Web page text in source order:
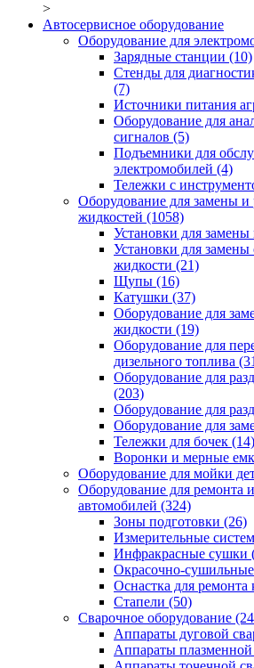
>
Автосервисное оборудование
Оборудование для
Зарядные станции (10)
Стенды для
(7)
Источники питания
Оборудование для
сигналов (5)
Подъемники для
электромобилей (4)
Тележки с
Оборудование для замены и
жидкостей (1058)
Установки для
Установки для
жидкости (21)
Щупы (16)
Катушки (37)
Оборудование для
жидкости (19)
Оборудование для
дизельного топлива
Оборудование для
(203)
Оборудование для
Оборудование для
Тележки для бочек (14)
Воронки и мерные
Оборудование для мойки
Оборудование для ремонта
автомобилей (324)
Зоны подготовки (26)
Измерительные
Инфракрасные сушки
Окрасочно-
Оснастка для ремонта
Стапели (50)
Сварочное оборудование
Аппараты дуговой
Аппараты